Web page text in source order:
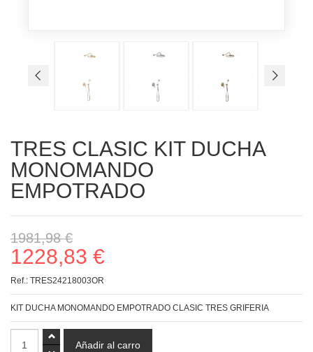
TRES CLASIC KIT DUCHA
MONOMANDO
EMPOTRADO
1981,98 €
1228,83 €
Ref.: TRES24218003OR
KIT DUCHA MONOMANDO EMPOTRADO CLASIC TRES GRIFERIA